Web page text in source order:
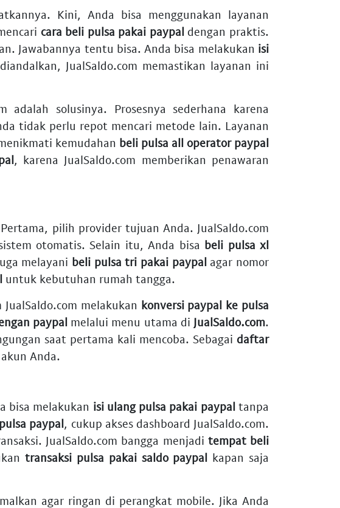
Kini, Anda bisa menggunakan layanan
cara beli pulsa pakai paypaldengan praktis.
Jawabannya tentu bisa. Anda bisa melakukan isi
JualSaldo.com memastikan layanan ini
adalah solusinya. Prosesnya sederhana karena
tidak perlu repot mencari metode lain. Layanan
kemudahan beli pulsa all operator paypal
, karena JualSaldo.com memberikan penawaran
pilih provider tujuan Anda. JualSaldo.com
otomatis. Selain itu, Anda bisa beli pulsa xl
melayani beli pulsa tri pakai paypalagar nomor
untuk kebutuhan rumah tangga.
melakukan konversi paypal ke pulsa
paypal melalui menu utama di JualSaldo.com.
saat pertama kali mencoba. Sebagai daftar
Anda.
bisa melakukan isi ulang pulsa pakai paypaltanpa
paypal, cukup akses dashboard JualSaldo.com.
JualSaldo.com bangga menjadi tempat beli
transaksi pulsa pakai saldo paypal kapan saja
agar ringan di perangkat mobile. Jika Anda